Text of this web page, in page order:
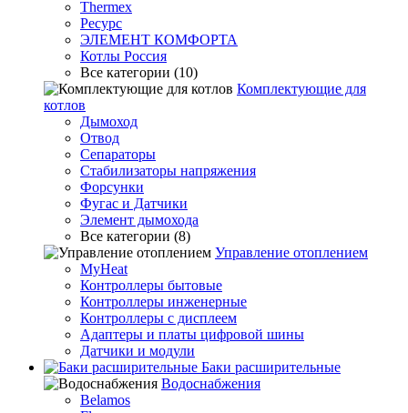
Thermex
Ресурс
ЭЛЕМЕНТ КОМФОРТА
Котлы Россия
Все категории (10)
Комплектующие для
котлов
Дымоход
Отвод
Сепараторы
Стабилизаторы напряжения
Форсунки
Фугас и Датчики
Элемент дымохода
Все категории (8)
Управление отоплением
MyHeat
Контроллеры бытовые
Контроллеры инженерные
Контроллеры с дисплеем
Адаптеры и платы цифровой шины
Датчики и модули
Баки расширительные
Водоснабжения
Belamos